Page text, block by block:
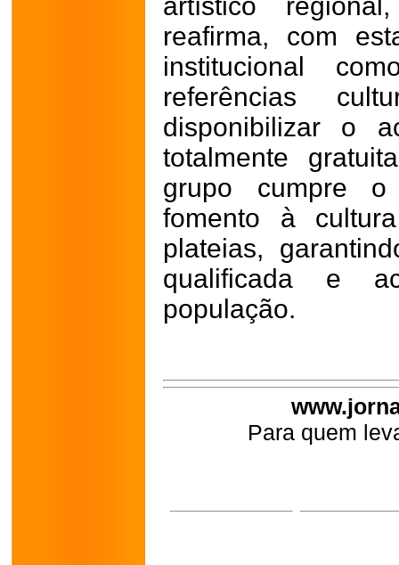
reafirma, com
institucional
referências
disponibilizar o
totalmente
grupo cumpre
fomento à
plateias,
qualificada e
população.
Para quem